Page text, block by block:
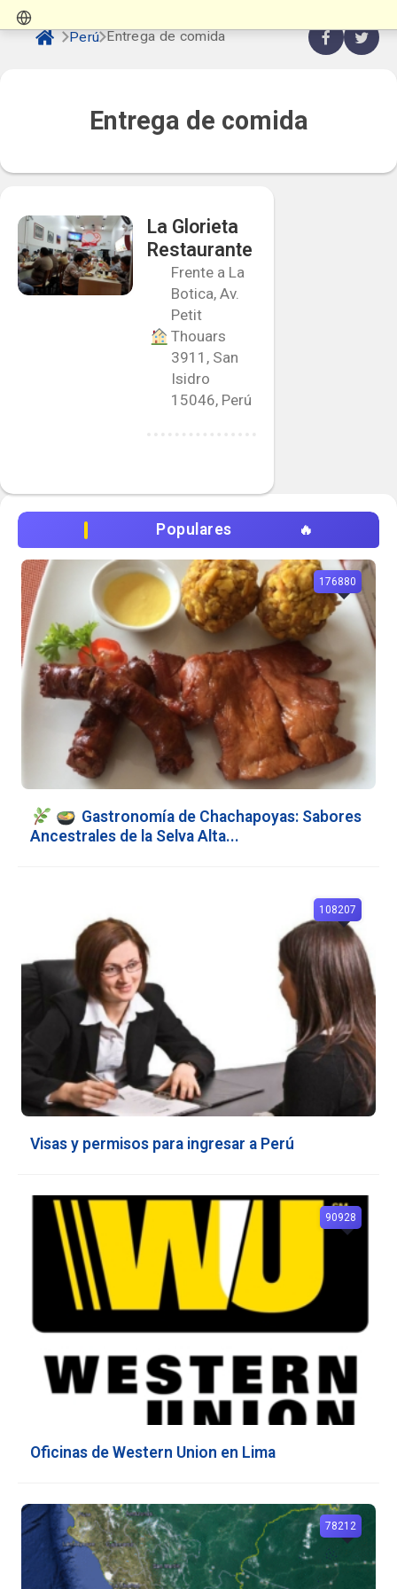
Perú Entrega de comida
Entrega de comida
La Glorieta
Restaurante
Frente a La
Botica, Av.
Petit
Thouars
3911, San
Isidro
15046, Perú
Populares
Gastronomía de Chachapoyas: Sabores
Ancestrales de la Selva Alta...
176880
Visas y permisos para ingresar a Perú
108207
Oficinas de Western Union en Lima
90928
78212